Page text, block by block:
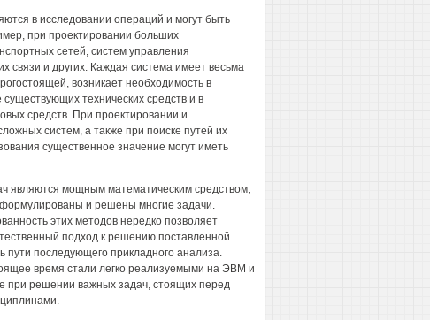
в исследовании операций и могут быть
при проектировании больших
сетей, систем управления
связи и других. Каждая система имеет весьма
возникает необходимость в
технических средств и в
средств. При проектировании и
систем, а также при поиске путей их
существенное значение могут иметь
являются мощным математическим средством,
и решены многие задачи.
этих методов нередко позволяет
подход к решению поставленной
последующего прикладного анализа.
время стали легко реализуемыми на ЭВМ и
при решении важных задач, стоящих перед